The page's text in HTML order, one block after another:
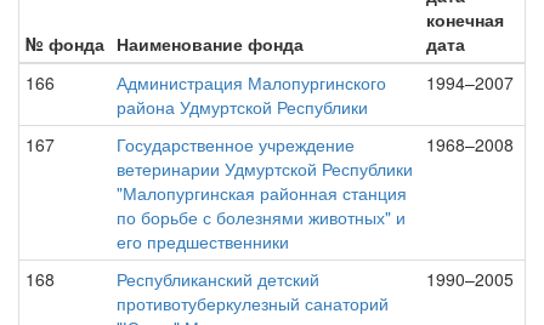
№ фонда Наименование фонда
конечная
дата
166
Администрация Малопургинского
района Удмуртской Республики
1994–2007
167
Государственное учреждение
ветеринарии Удмуртской Республики
"Малопургинская районная станция
по борьбе с болезнями животных" и
его предшественники
1968–2008
168
Республиканский детский
противотуберкулезный санаторий
1990–2005